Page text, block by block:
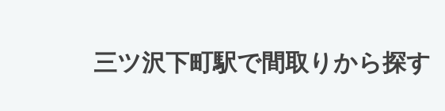
三ツ沢下町駅で間取りから探す